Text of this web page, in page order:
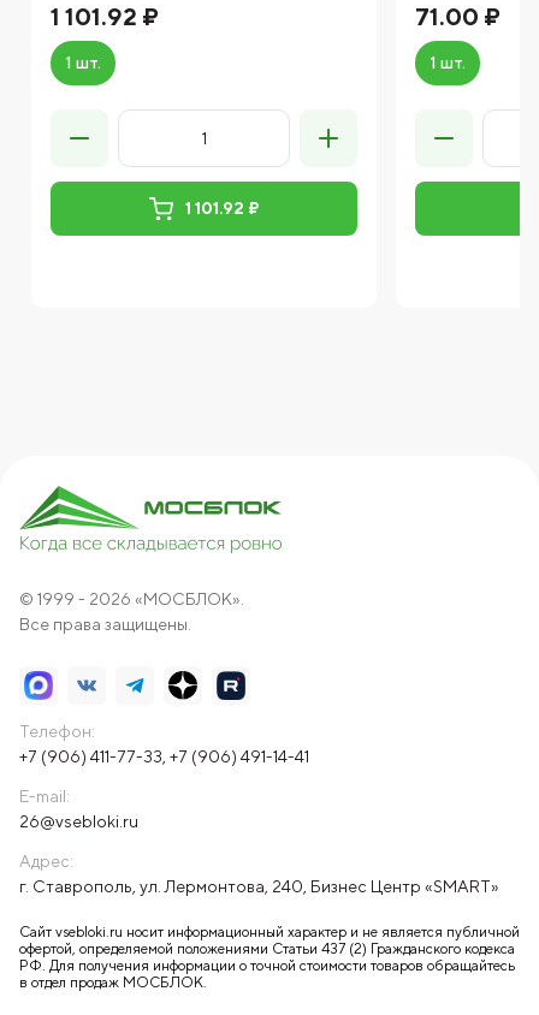
1 101.92 ₽
1 шт.
1 101.92 ₽
71.00 ₽
1 шт.
© 1999 - 2026 «МОСБЛОК».
Все права защищены.
Телефон:
+7 (906) 411-77-33 +7 (906) 491-14-41
E-mail:
26@vsebloki.ru
Адрес:
г. Ставрополь, ул. Лермонтова, 240, Бизнес Центр «SMART»
Сайт vsebloki.ru носит информационный характер и не является публичной
офертой, определяемой положениями Статьи 437 (2) Гражданского кодекса
РФ. Для получения информации о точной стоимости товаров обращайтесь
в отдел продаж МОСБЛОК.